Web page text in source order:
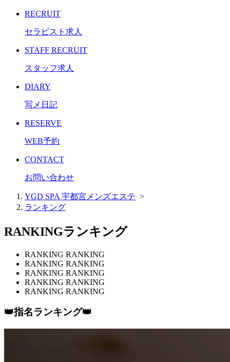
RECRUIT
セラピスト求人
STAFF RECRUIT
スタッフ求人
DIARY
写メ日記
RESERVE
WEB予約
CONTACT
お問い合わせ
YGD SPA 宇都宮メンズエステ >
ランキング
RANKINGランキング
RANKING RANKING
RANKING RANKING
RANKING RANKING
RANKING RANKING
RANKING RANKING
👑指名ランキング👑